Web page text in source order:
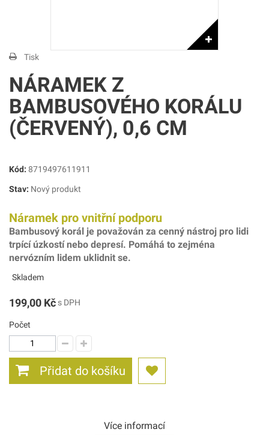
Tisk
NÁRAMEK Z
BAMBUSOVÉHO KORÁLU
(ČERVENÝ), 0,6 CM
Kód: 8719497611911
Stav: Nový produkt
Náramek pro vnitřní podporu
Bambusový korál je považován za cenný nástroj pro lidi
trpící úzkostí nebo depresí. Pomáhá to zejména
nervózním lidem uklidnit se.
Skladem
199,00 Kč s DPH
Počet
Přidat do košíku
Více informací